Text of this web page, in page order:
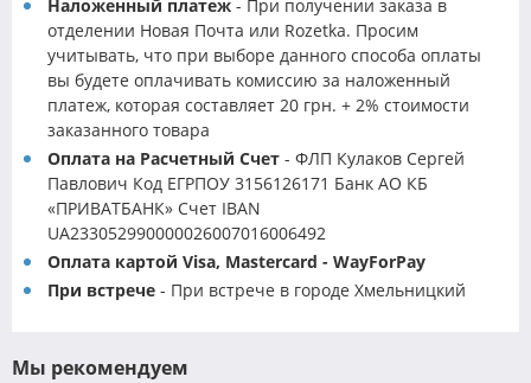
Наложенный платеж - При получении заказа в
отделении Новая Почта или Rozetka. Просим
учитывать, что при выборе данного способа оплаты
вы будете оплачивать комиссию за наложенный
платеж, которая составляет 20 грн. + 2% стоимости
заказанного товара
Оплата на Расчетный Счет - ФЛП Кулаков Сергей
Павлович Код ЕГРПОУ 3156126171 Банк АО КБ
«ПРИВАТБАНК» Счет IBAN
UA233052990000026007016006492
Оплата картой Visa, Mastercard - WayForPay
При встрече - При встрече в городе Хмельницкий
Мы рекомендуем